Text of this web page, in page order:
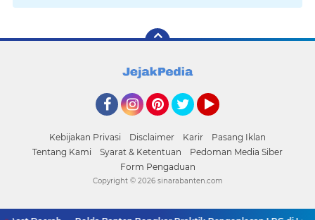
Kebijakan Privasi Disclaimer Karir
Pasang Iklan
Tentang Kami
Syarat & Ketentuan
Pedoman Media Siber
Form Pengaduan
Copyright © 2026 sinarabanten.com